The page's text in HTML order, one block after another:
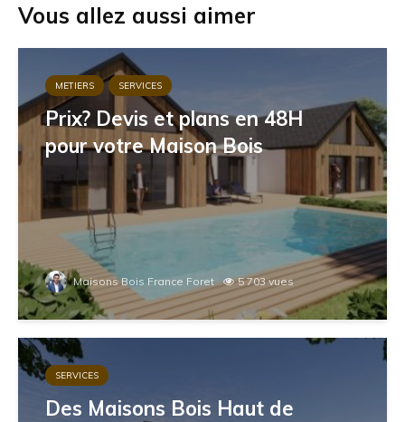
Vous allez aussi aimer
METIERS SERVICES
Prix? Devis et plans en 48H
pour votre Maison Bois
Maisons Bois France Foret 5 703 vues
SERVICES
Des Maisons Bois Haut de